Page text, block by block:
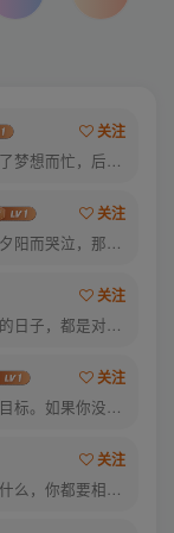
关注
很多人一开始为了梦想而忙，后来忙得忘了梦想
关注
如果你为着错过夕阳而哭泣，那么你就要错群星了
关注
每一个不曾起舞的日子，都是对生命的辜负
关注
把月亮作为你的目标。如果你没打中，也许你还能打中星星
关注
无论过去发生过什么，你都要相信，最好的尚未到来